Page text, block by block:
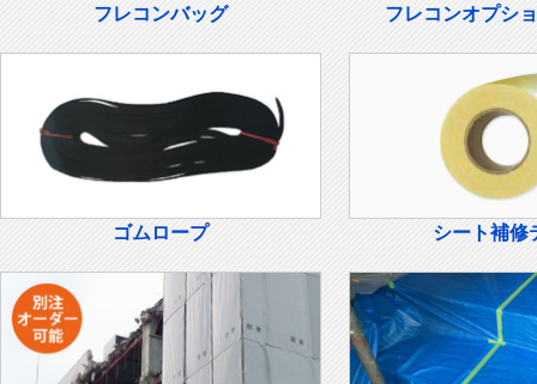
フレコンバッグ フレコンオプシ
ゴムロープ シート補修